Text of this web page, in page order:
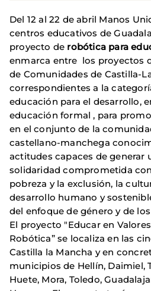
Del 12 al 22 de abril Manos
centros educativos de
proyecto de robótica para
enmarca entre los proyectos
de Comunidades de Castilla-
correspondientes a la
educación para el desarrollo,
educación formal , para
en el conjunto de la
castellano-manchega
actitudes capaces de generar
solidaridad comprometida
pobreza y la exclusión, la
desarrollo humano y
del enfoque de género y de
El proyecto "Educar en
Robótica” se localiza en las
Castilla la Mancha y en
municipios de Hellín, Daimiel,
Huete, Mora, Toledo,